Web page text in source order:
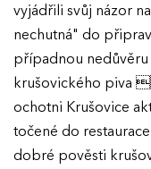
vyjádřili svůj názor
nechutná" do
případnou
krušovického piva
ochotni Krušovice
točené do
dobré pověsti